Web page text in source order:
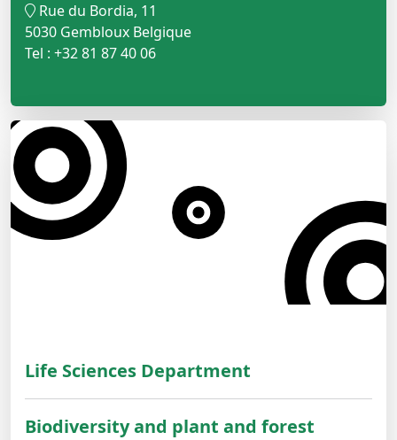
Rue du Bordia, 11
5030 Gembloux Belgique
Tel : +32 81 87 40 06
Life Sciences Department
Biodiversity and plant and forest